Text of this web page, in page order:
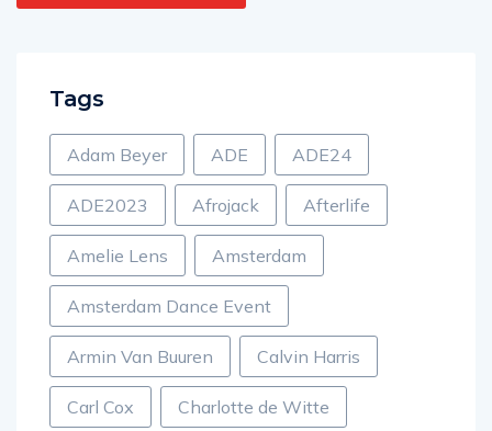
Tags
Adam Beyer ADE ADE24
ADE2023 Afrojack Afterlife
Amelie Lens Amsterdam
Amsterdam Dance Event
Armin Van Buuren Calvin Harris
Carl Cox Charlotte de Witte